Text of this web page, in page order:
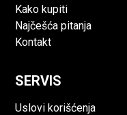
Kako kupiti
Najčešća pitanja
Kontakt
SERVIS
Uslovi korišćenja